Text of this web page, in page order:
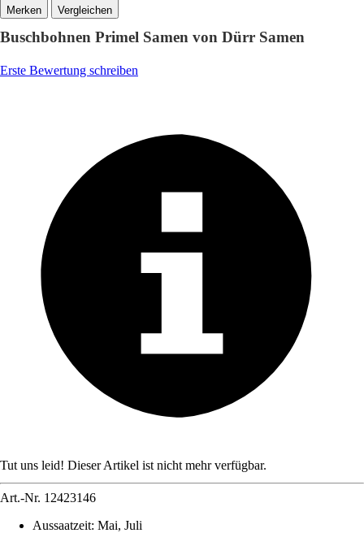
Vergleichen
Buschbohnen Primel Samen von Dürr Samen
Erste Bewertung schreiben
Tut uns leid! Dieser Artikel ist nicht mehr verfügbar.
Art.-Nr. 12423146
Aussaatzeit: Mai, Juli